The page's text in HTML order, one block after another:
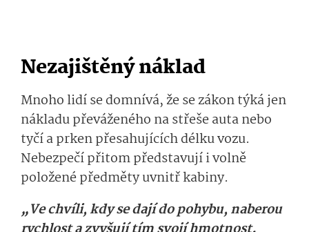
Nezajištěný náklad
Mnoho lidí se domnívá, že se zákon týká jen
nákladu převáženého na střeše auta nebo
tyčí a prken přesahujících délku vozu.
Nebezpečí přitom představují i volně
položené předměty uvnitř kabiny.
„Ve chvíli, kdy se dají do pohybu, naberou